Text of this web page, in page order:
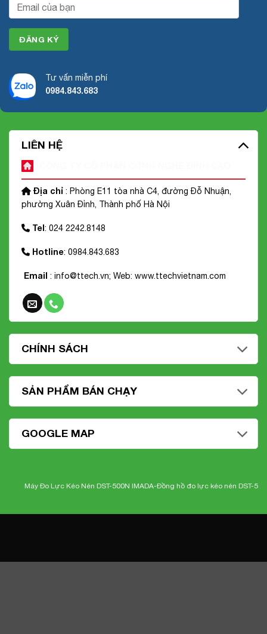
Tư vấn miễn phí
0984.843.683
LIÊN HỆ
Địa chỉ : Phòng E11 tòa nhà C4, đường Đỗ Nhuận,
phường Xuân Đỉnh, Thành phố Hà Nội
Tel: 024 2242.8148
Hotline: 0984.843.683
Email : info@ttech.vn; Web: www.ttechvietnam.com
CHÍNH SÁCH
SẢN PHẨM BÁN CHẠY
GOOGLE MAP
Máy Đo Lực Kéo Nén DST-500N IMADA-Đồng hồ đo lực kéo nén DST-500N